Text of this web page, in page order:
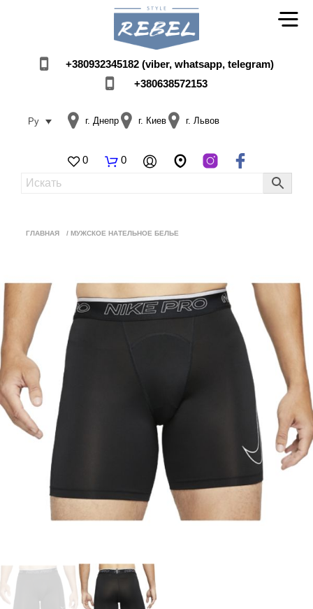
+380932345182 (viber, whatsapp, telegram)
+380638572153
Ру г. Днепр г. Киев г. Львов
0 0
ГЛАВНАЯ / МУЖСКОЕ НАТЕЛЬНОЕ БЕЛЬЕ